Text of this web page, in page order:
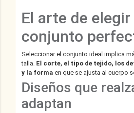
El arte de elegir
conjunto
Seleccionar el conjunto ideal implica
talla. El corte, el tipo de tejido, los
y la forma en que se ajusta al cuerpo
Diseños que
adaptan